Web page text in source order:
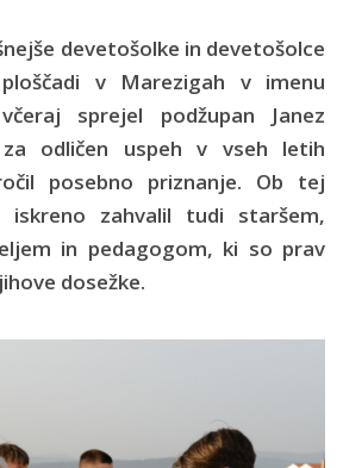
devetošolke in devetošolce
v Marezigah v imenu
sprejel podžupan Janez
odličen uspeh v vseh letih
posebno priznanje. Ob tej
zahvalil tudi staršem,
in pedagogom, ki so prav
dosežke.